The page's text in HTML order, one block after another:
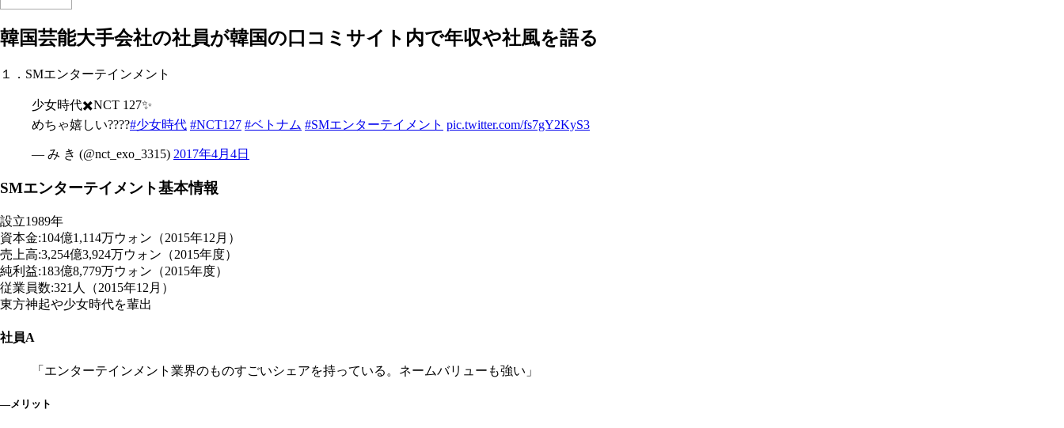
韓国芸能大手会社の社員が韓国の口コミサイト内で年収や社風を語る
１．SMエンターテインメント
少女時代✖️NCT 127✨
めちゃ嬉しい????#少女時代 #NCT127 #ベトナム #SMエンターテイメント pic.twitter.com/fs7gY2KyS3
— み き (@nct_exo_3315) 2017年4月4日
SMエンターテイメント基本情報
設立1989年
資本金:104億1,114万ウォン（2015年12月）
売上高:3,254億3,924万ウォン（2015年度）
純利益:183億8,779万ウォン（2015年度）
従業員数:321人（2015年12月）
東方神起や少女時代を輩出
社員A
「エンターテインメント業界のものすごいシェアを持っている。ネームバリューも強い」
―メリット